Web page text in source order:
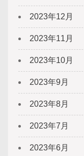
2023年12月
2023年11月
2023年10月
2023年9月
2023年8月
2023年7月
2023年6月